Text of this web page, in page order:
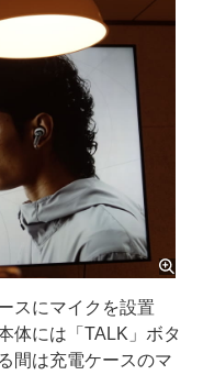
スにマイクを設置
体には「TALK」ボタ
間は充電ケースのマ